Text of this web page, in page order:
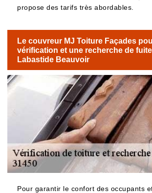
propose des tarifs très abordables.
Le couvreur MJ Toiture Façades
vérification et une recherche de
Labastide Beauvoir
Pour garantir le confort des occupants